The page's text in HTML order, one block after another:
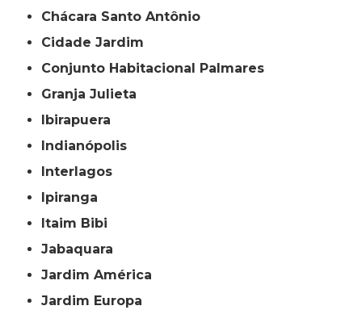
Chácara Santo Antônio
Cidade Jardim
Conjunto Habitacional Palmares
Granja Julieta
Ibirapuera
Indianópolis
Interlagos
Ipiranga
Itaim Bibi
Jabaquara
Jardim América
Jardim Europa